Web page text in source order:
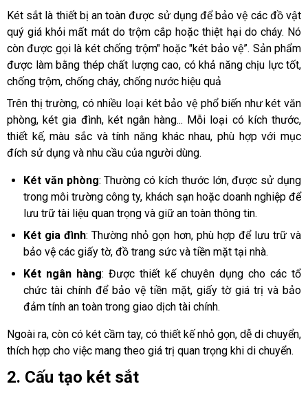
Két sắt là thiết bị an toàn được sử dụng để bảo vệ các đồ vật
quý giá khỏi mất mát do trộm cắp hoặc thiệt hại do cháy. Nó
còn được gọi là két chống trộm" hoặc "két bảo vệ”. Sản phẩm
được làm bằng thép chất lượng cao, có khả năng chịu lực tốt,
chống trộm, chống cháy, chống nước hiệu quả
Trên thị trường, có nhiều loại két bảo vệ phổ biến như két văn
phòng, két gia đình, két ngân hàng... Mỗi loại có kích thước,
thiết kế, màu sắc và tính năng khác nhau, phù hợp với mục
đích sử dụng và nhu cầu của người dùng.
Két văn phòng: Thường có kích thước lớn, được sử dụng
trong môi trường công ty, khách sạn hoặc doanh nghiệp để
lưu trữ tài liệu quan trọng và giữ an toàn thông tin.
Két gia đình: Thường nhỏ gọn hơn, phù hợp để lưu trữ và
bảo vệ các giấy tờ, đồ trang sức và tiền mặt tại nhà.
Két ngân hàng: Được thiết kế chuyên dụng cho các tổ
chức tài chính để bảo vệ tiền mặt, giấy tờ giá trị và bảo
đảm tính an toàn trong giao dịch tài chính.
Ngoài ra, còn có két cầm tay, có thiết kế nhỏ gọn, dễ di chuyển,
thích hợp cho việc mang theo giá trị quan trọng khi di chuyển.
2. Cấu tạo két sắt